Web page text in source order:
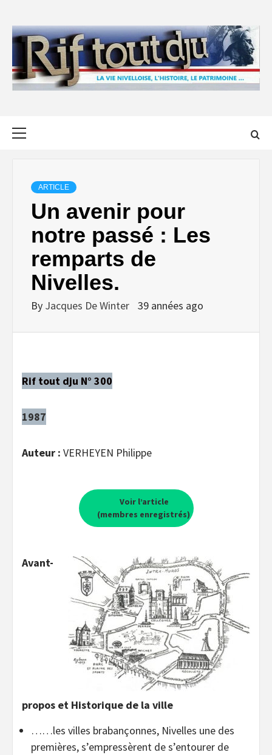
content
ARTICLE
Un avenir pour
notre passé : Les
remparts de
Nivelles.
By Jacques De Winter 39 années ago
Rif tout dju N° 300
1987
Auteur : VERHEYEN Philippe
Voir l’article
(membres enregistrés)
Avant-
propos et Historique de la ville
……les villes brabançonnes, Nivelles une des
premières, s’empressèrent de s’entourer de